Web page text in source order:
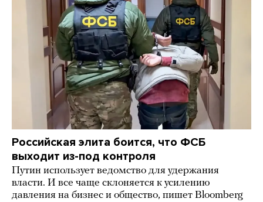
Российская элита боится, что ФСБ
выходит из-под контроля
Путин использует ведомство для удержания
власти. И все чаще склоняется к усилению
давления на бизнес и общество, пишет Bloomberg